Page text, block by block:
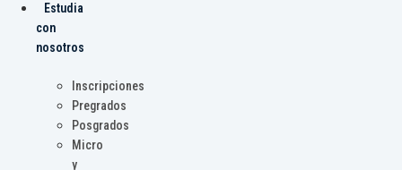
Estudia
con
nosotros
Inscripciones
Pregrados
Posgrados
Micro
y